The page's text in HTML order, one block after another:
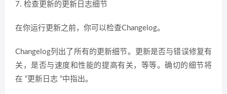
7. 检查更新的更新日志细节
在你运行更新之前，你可以检查Changelog。
Changelog列出了所有的更新细节。更新是否与错误修复有
关，是否与速度和性能的提高有关，等等。确切的细节将
在 “更新日志 “中指出。